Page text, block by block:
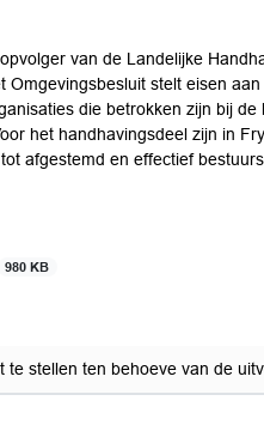
van de Landelijke
stelt eisen
die betrokken zijn bij de
het handhavingsdeel zijn in
afgestemd en effectief
980 KB
stellen ten behoeve van de